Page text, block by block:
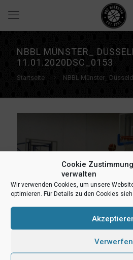
Cookie Zustimmung
verwalten
Wir verwenden Cookies, um unsere
optimieren. Für Details zu den Cookies
Verwerfen
NBBL MÜNSTER_
11.01.2020DSC_0153
Startseite NBBL Münster_